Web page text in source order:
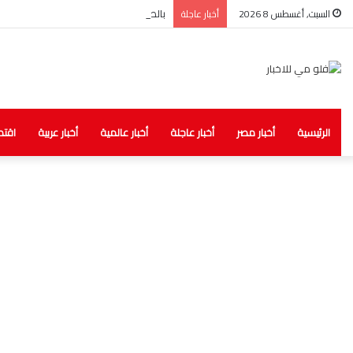
السبت, أغسطس 8 2026 أخبار عاجلة بالصور.. الصحة: ضبط مخزن غير مرخص
الرئيسية أخبار مصر أخبار عاجلة أخبار عالمية أخبار عربية